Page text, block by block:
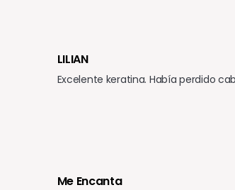
LILIAN
Excelente keratina. Había perdido
Me Encanta